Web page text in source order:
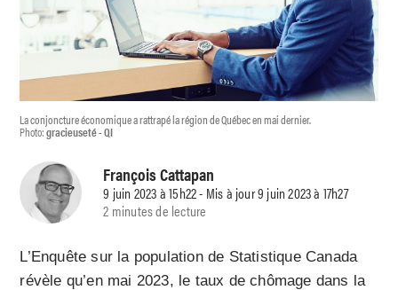
La conjoncture économique a rattrapé la région de Québec en mai dernier.
Photo:gracieuseté - QI
François Cattapan
9 juin 2023 à 15h22 - Mis à jour 9 juin 2023 à 17h27
2 minutes de lecture
L’Enquête sur la population de Statistique Canada
révèle qu’en mai 2023, le taux de chômage dans la